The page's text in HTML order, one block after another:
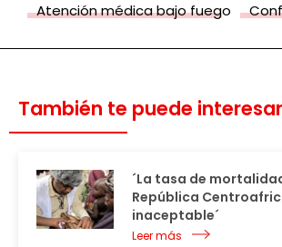
Atención médica bajo fuego
También te puede interesar
´La tasa de
República
inaceptable´
Leer más